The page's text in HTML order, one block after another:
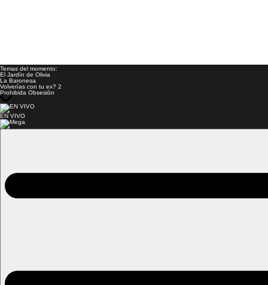
Temas del momento:
El Jardín de Olivia
La Baronesa
Volverías con tu ex? 2
Prohibida Obsesión
EN VIVO